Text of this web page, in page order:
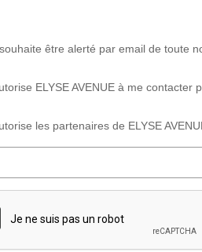
être alerté par email de toute
ELYSE AVENUE à me
les partenaires de ELYSE